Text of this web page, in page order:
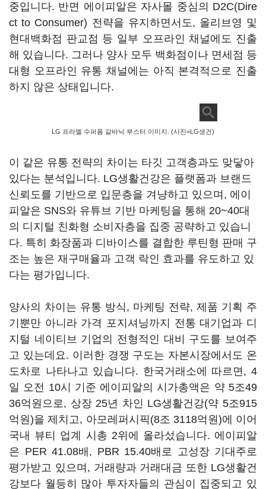
중입니다. 반면 에이피알은 자사몰 중심의 D2C(Dire
ct to Consumer) 전략을 유지하면서도, 올리브영 및
현대백화점 판교점 등 일부 오프라인 채널에도 진출
해 있습니다. 그러나 양사 모두 백화점이나 면세점 등
대형 오프라인 유통 채널에는 아직 본격적으로 진출
하지 않은 상태입니다.
LG 프라엘 수퍼폼 갈바닉 부스터 이미지. (사진=LG생건)
이 같은 유통 전략의 차이는 타깃 고객층과도 맞닿아
있다는 분석입니다. LG생활건강은 플랫폼과 브랜드
신뢰도를 기반으로 입문층을 겨냥하고 있으며, 에이
피알은 SNS와 유튜브 기반 마케팅을 통해 20~40대
의 디지털 친화형 소비자층을 집중 공략하고 있습니
다. 특히 화장품과 디바이스를 결합한 루틴형 판매 구
조는 높은 재구매율과 고객 락인 효과를 유도하고 있
다는 평가입니다.
양사의 차이는 유통 방식, 마케팅 전략, 제품 기획 주
기뿐만 아니라 가격 포지셔닝까지 전통 대기업과 디
지털 네이티브 기업의 전형적인 대비 구도를 보여주
고 있는데요. 이러한 경쟁 구도는 자본시장에서도 온
도차로 나타나고 있습니다. 한국거래소에 따르면, 4
일 오전 10시 기준 에이피알의 시가총액은 약 5조49
36억원으로, 상장 25년 차인 LG생활건강(약 5조915
억원)을 제치고, 아모레퍼시픽(8조 3118억원)에 이어
국내 뷰티 업계 시총 2위에 올라섰습니다. 에이피알
은 PER 41.08배, PBR 15.40배로 고성장 기대주로
평가받고 있으며, 거래량과 거래대금 또한 LG생활건
강보다 월등히 많아 투자자들의 관심이 집중되고 있